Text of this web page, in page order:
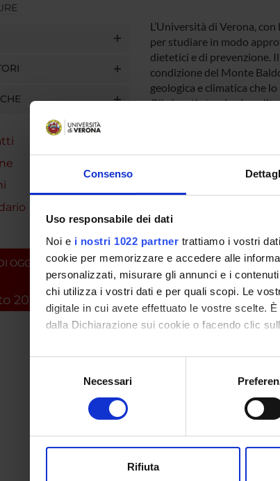
Consenso
Uso responsabile dei dati
Noi e i nostri 1022 partner trattiamo i vostri
cookie per memorizzare e accedere alle
personalizzati, misurare gli annunci e i
chi utilizza i vostri dati e per quali scopi. Le
digitale in cui avete effettuato le vostre scelte.
dalla Dichiarazione sui cookie o facendo clic
Con il tuo consenso, vorremmo anche:
raccogliere informazioni sulla tua
digitali).
modificare o ritirare il tuo consenso in
Necessari
Rifiuta
OGGI
2026
L’Università di Verona,
per studiare in modo
dietetici e di prevenzione.
condizione del Monte
geologica e climatica che
Gli elevati standard
permettono di valutare in
nuove e importanti
ENTI FINANZIATORI:
Comunità Montana del
Baldo
AREE DI RICERCA
Anatomy & Morphology